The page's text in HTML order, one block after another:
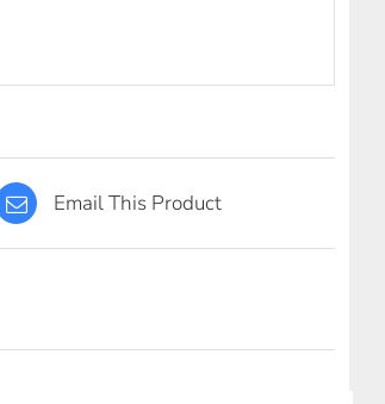
Email This Product